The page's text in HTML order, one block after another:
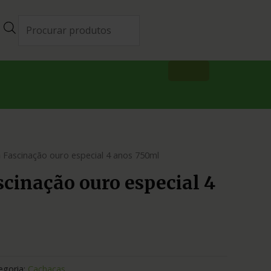
Fascinação ouro especial 4 anos 750ml
ouro especial 4
Cachaças